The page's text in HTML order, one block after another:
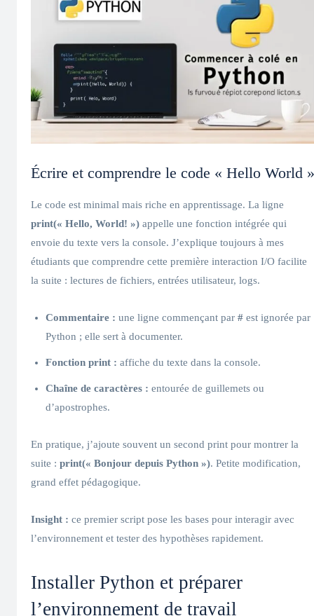
Écrire et comprendre le code « Hello World »
Le code est minimal mais riche en apprentissage. La ligne
print(« Hello, World! ») appelle une fonction intégrée qui
envoie du texte vers la console. J’explique toujours à mes
étudiants que comprendre cette première interaction I/O facilite
la suite : lectures de fichiers, entrées utilisateur, logs.
Commentaire : une ligne commençant par # est ignorée par
Python ; elle sert à documenter.
Fonction print : affiche du texte dans la console.
Chaîne de caractères : entourée de guillemets ou
d’apostrophes.
En pratique, j’ajoute souvent un second print pour montrer la
suite : print(« Bonjour depuis Python »). Petite modification,
grand effet pédagogique.
Insight : ce premier script pose les bases pour interagir avec
l’environnement et tester des hypothèses rapidement.
Installer Python et préparer
l’environnement de travail